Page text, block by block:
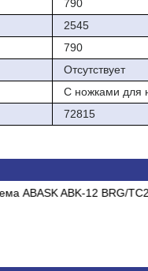
790
2545
790
Отсутствует
С ножками для
72815
Принтер штрих-кода